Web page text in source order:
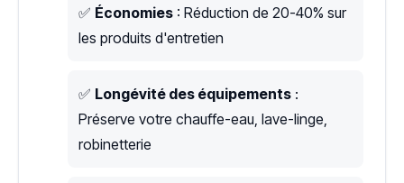
✅ Économies : Réduction de 20-40% sur
les produits d'entretien
✅ Longévité des équipements :
Préserve votre chauffe-eau, lave-linge,
robinetterie